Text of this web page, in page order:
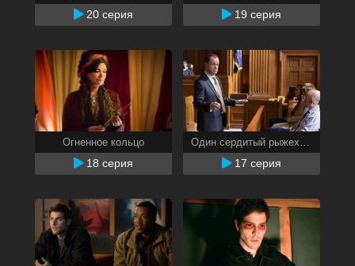
20 серия 19 серия
Огненное кольцо
18 серия
Один сердитый рыжехвост
17 серия